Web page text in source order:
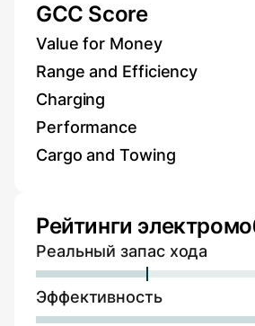
GCC Score
Value for Money
Range and Efficiency
Charging
Performance
Cargo and Towing
Рейтинги
Реальный запас хода
Эффективность